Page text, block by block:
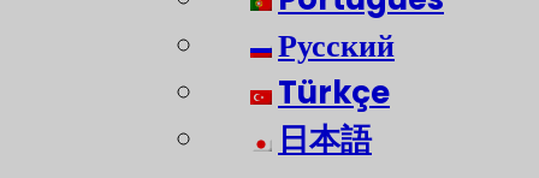
Русский
Türkçe
日本語